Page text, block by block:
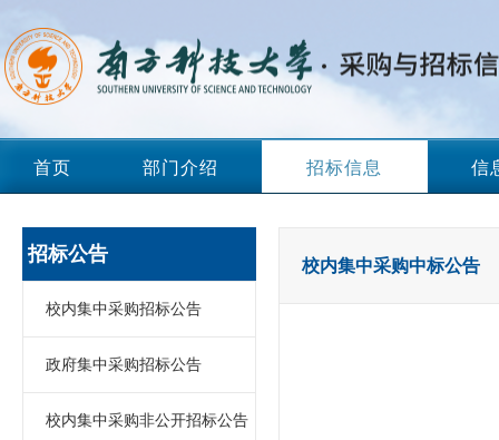
首页 部门介绍 招标信息 信
招标公告
校内集中采购招标公告
政府集中采购招标公告
校内集中采购非公开招标公告
校内集中采购中标公告